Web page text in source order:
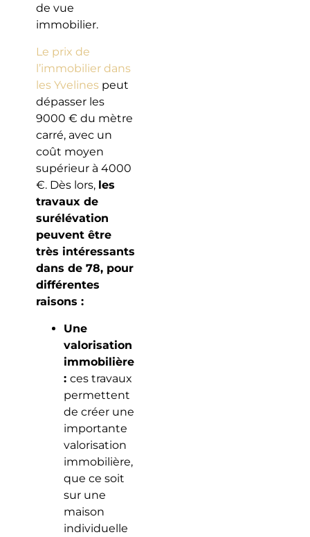
de vue
immobilier.
Le prix de
l’immobilier dans
les Yvelinespeut
dépasser les
9000 € du mètre
carré, avec un
coût moyen
supérieur à 4000
€. Dès lors, les
travaux de
surélévation
peuvent être
très intéressants
dans de 78, pour
différentes
raisons :
Une
valorisation
immobilière
: ces travaux
permettent
de créer une
importante
valorisation
immobilière,
que ce soit
sur une
maison
individuelle